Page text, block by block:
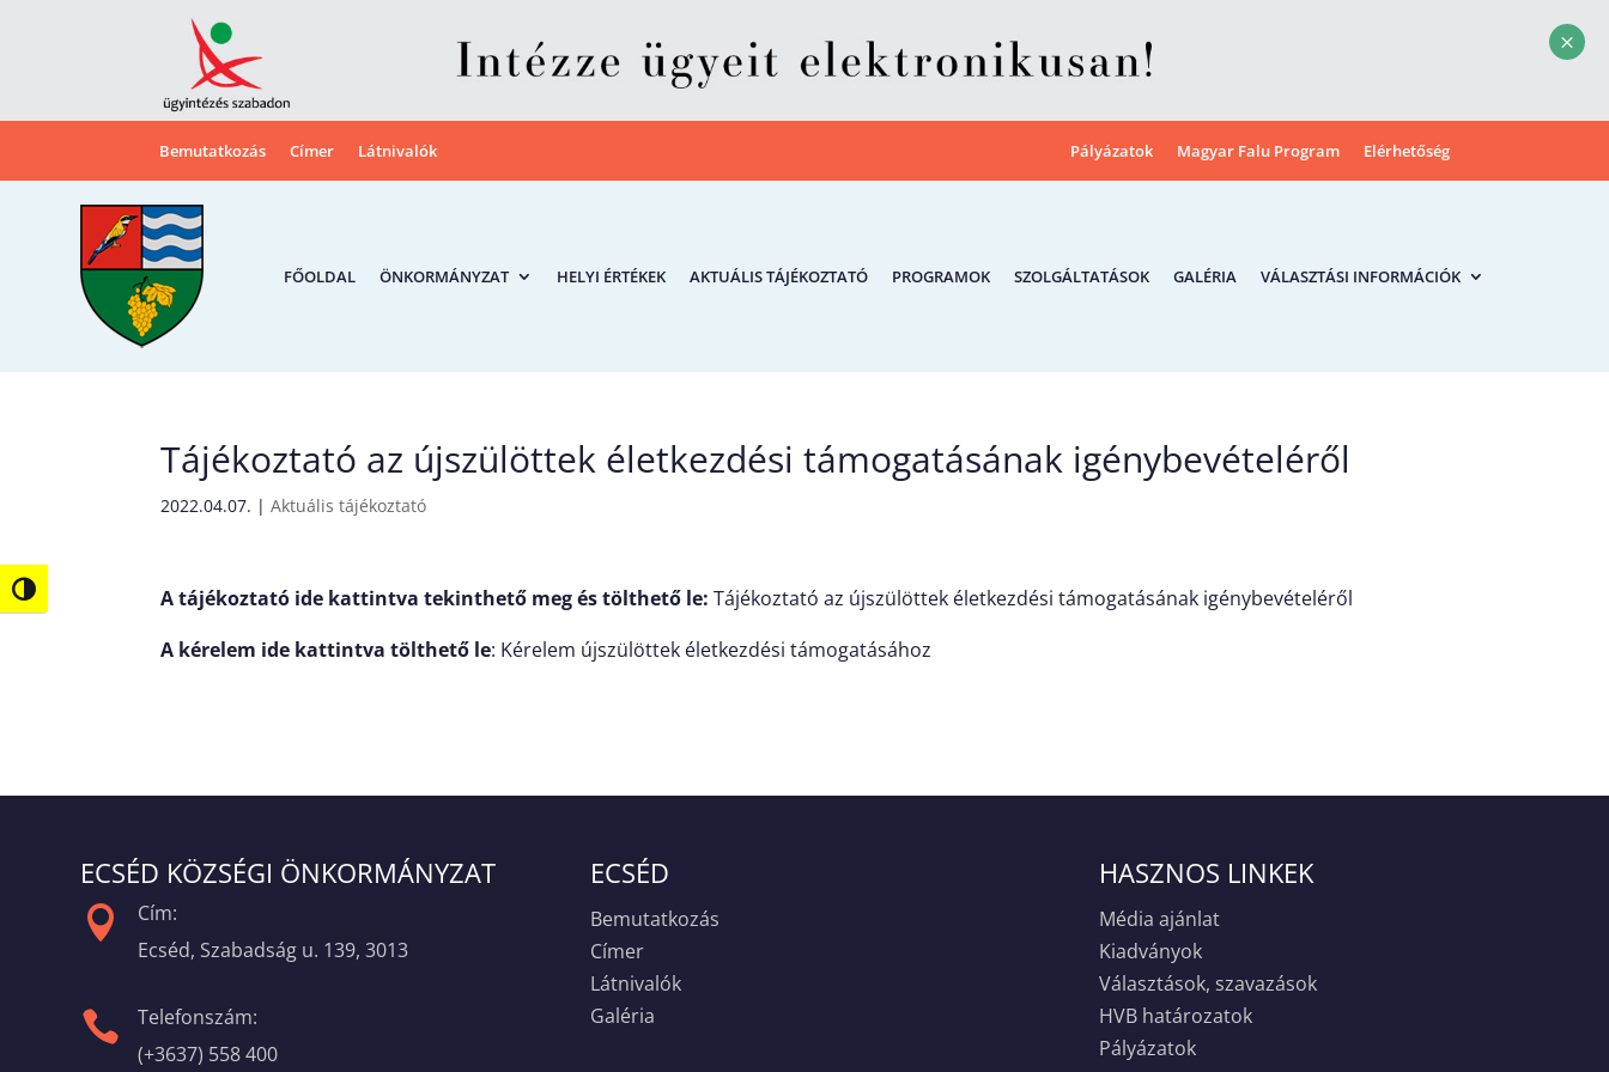
Nagy kontraszt váltása
M
Bemutatkozás Címer Látnivalók Pályázatok Magyar Falu Program Elérhetőség
FŐOLDAL ÖNKORMÁNYZAT HELYI ÉRTÉKEK AKTUÁLIS TÁJÉKOZTATÓ PROGRAMOK SZOLGÁLTATÁSOK GALÉRIA VÁLASZTÁSI INFORMÁCIÓK
Tájékoztató az újszülöttek életkezdési támogatásának igénybevételéről
2022.04.07. |Aktuális tájékoztató
A tájékoztató ide kattintva tekinthető meg és tölthető le: Tájékoztató az újszülöttek életkezdési támogatásának igénybevételéről
A kérelem ide kattintva tölthető le: Kérelem újszülöttek életkezdési támogatásához
ECSÉD KÖZSÉGI ÖNKORMÁNYZAT

Cím:
Ecséd, Szabadság u. 139, 3013

Telefonszám:
(+3637) 558 400
ECSÉD
Bemutatkozás
Címer
Látnivalók
Galéria
HASZNOS LINKEK
Média ajánlat
Kiadványok
Választások, szavazások
HVB határozatok
Pályázatok